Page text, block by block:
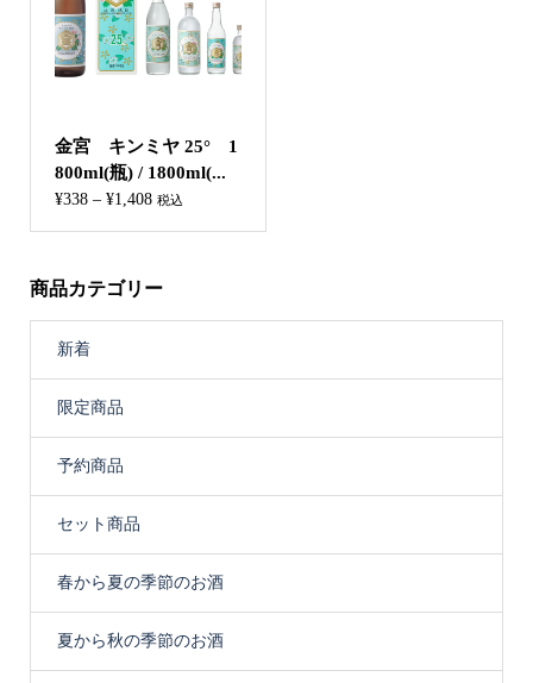
金宮 キンミヤ 25° 1
800ml(瓶) / 1800ml(...
¥338 – ¥1,408価
¥1,408
税込
商品カテゴリー
新着
限定商品
予約商品
セット商品
春から夏の季節のお酒
夏から秋の季節のお酒